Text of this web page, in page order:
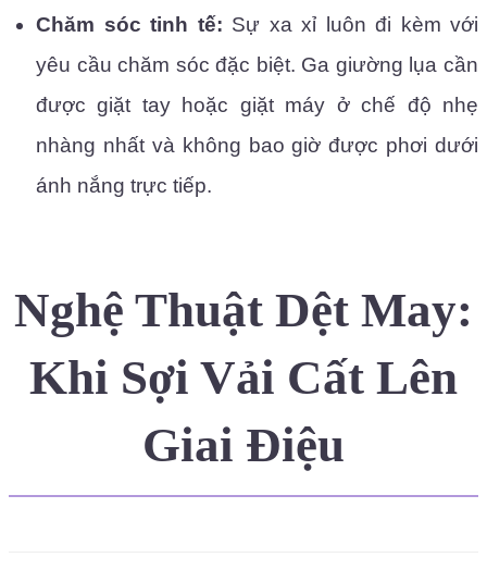
Chăm sóc tinh tế: Sự xa xỉ luôn đi kèm với
yêu cầu chăm sóc đặc biệt. Ga giường lụa cần
được giặt tay hoặc giặt máy ở chế độ nhẹ
nhàng nhất và không bao giờ được phơi dưới
ánh nắng trực tiếp.
Nghệ Thuật Dệt May:
Khi Sợi Vải Cất Lên
Giai Điệu